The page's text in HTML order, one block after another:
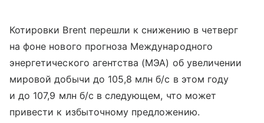
Котировки Brent перешли к снижению в четверг
на фоне нового прогноза Международного
энергетического агентства (МЭА) об увеличении
мировой добычи до 105,8 млн б/с в этом году
и до 107,9 млн б/с в следующем, что может
привести к избыточному предложению.